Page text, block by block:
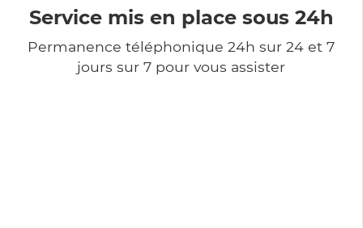
Service mis en place sous 24h
Permanence téléphonique 24h sur 24 et 7
jours sur 7 pour vous assister